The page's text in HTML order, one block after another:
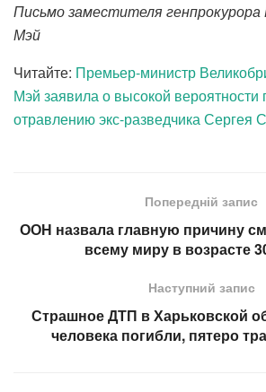
Письмо заместителя
Мэй
Читайте: Премьер-министр
Мэй заявила о высокой вероятности
отравлению экс-разведчика Сергея
Попередній запис
ООН назвала главную причину
всему миру в возрасте
Наступний запис
Страшное ДТП в Харьковской
человека погибли, пятеро